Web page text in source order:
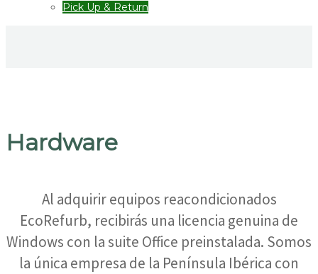
Pick Up & Return
Hardware
Al adquirir equipos reacondicionados
EcoRefurb, recibirás una licencia genuina de
Windows con la suite Office preinstalada. Somos
la única empresa de la Península Ibérica con